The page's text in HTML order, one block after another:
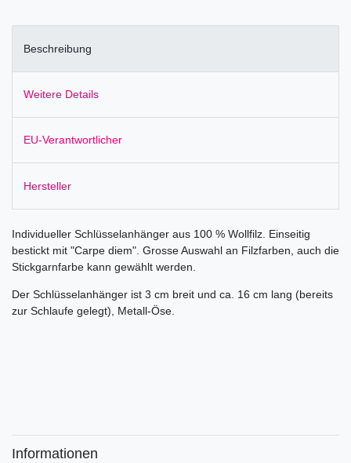
Beschreibung
Weitere Details
EU-Verantwortlicher
Hersteller
Individueller Schlüsselanhänger aus 100 % Wollfilz. Einseitig
bestickt mit "Carpe diem". Grosse Auswahl an Filzfarben, auch die
Stickgarnfarbe kann gewählt werden.
Der Schlüsselanhänger ist 3 cm breit und ca. 16 cm lang (bereits
zur Schlaufe gelegt), Metall-Öse.
Informationen